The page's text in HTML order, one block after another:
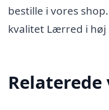
bestille i vores
kvalitet Lærred i
Relaterede